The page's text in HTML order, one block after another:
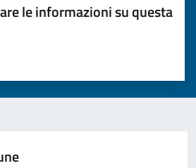
le informazioni su questa
5 stelle su 5
su 5
su 5
5